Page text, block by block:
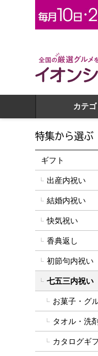
全国の厳選グルメを、ネ
カテ
特集から選ぶ
ギフト
出産内祝い
結婚内祝い
快気祝い
香典返し
初節句内祝い
七五三内祝い
お菓子・グ
タオル・洗剤
カタログギ